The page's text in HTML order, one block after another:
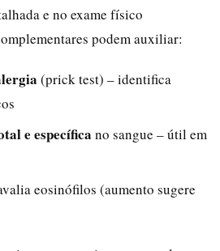
e no exame físico
podem auxiliar:
(prick test) – identifica
e específica no sangue – útil em
eosinófilos (aumento sugere